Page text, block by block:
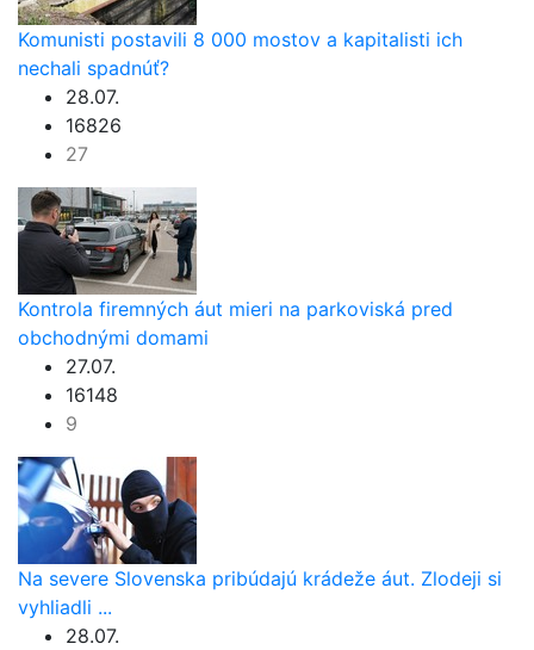
Komunisti postavili 8 000 mostov a kapitalisti ich
nechali spadnúť?
28.07.
16826
27
Kontrola firemných áut mieri na parkoviská pred
obchodnými domami
27.07.
16148
9
Na severe Slovenska pribúdajú krádeže áut. Zlodeji si
vyhliadli ...
28.07.